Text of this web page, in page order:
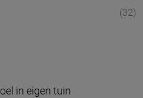
(32)
in eigen tuin